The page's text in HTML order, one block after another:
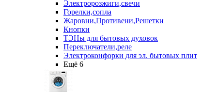
Электророзжиги,свечи
Горелки,сопла
Жаровни,Противени,Решетки
Кнопки
ТЭНы для бытовых духовок
Переключатели,реле
Электроконфорки для эл. бытовых плит
Ещё 6